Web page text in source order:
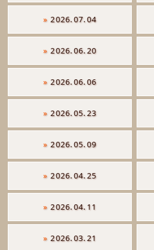
» 2026.07.04
» 2026.06.20
» 2026.06.06
» 2026.05.23
» 2026.05.09
» 2026.04.25
» 2026.04.11
» 2026.03.21